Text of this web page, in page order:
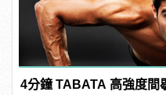
4分鐘 TABATA 高強度間